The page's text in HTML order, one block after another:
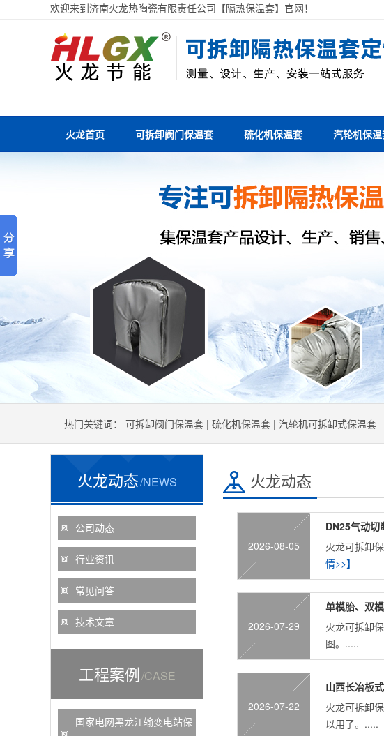
欢迎来到济南火龙热陶瓷有限责任公司【隔热保温套】官网！
火龙首页 可拆卸阀门保温套 硫化机保温套 汽轮机保
热门关键词： 可拆卸阀门保温套 | 硫化机保温套 | 汽轮机可拆卸式保温套
火龙动态/NEWS
公司动态
行业资讯
常见问答
技术文章
工程案例/CASE
国家电网黑龙江输变电站保
火龙动态
2026-08-05
DN25气动切
火龙可拆卸
情>>】
2026-07-29
单模胎、双
火龙可拆卸
图。.....
2026-07-22
山西长冶板
火龙可拆卸
以用了。.....